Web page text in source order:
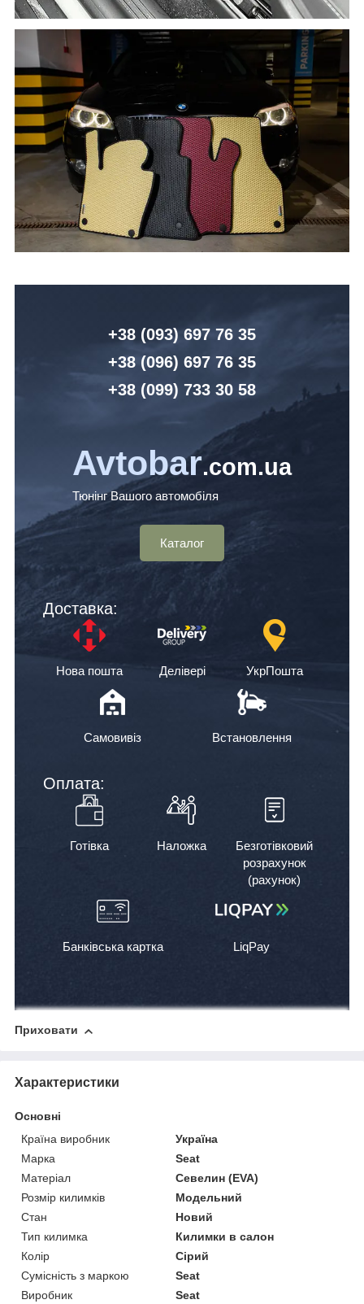
+38 (093) 697 76 35
+38 (096) 697 76 35
+38 (099) 733 30 58
Avtobar.com.ua
Тюнінг Вашого автомобіля
Каталог
Доставка:
Нова пошта Делівері УкрПошта
Самовивіз Встановлення
Оплата:
Готівка Наложка
Безготівковий
розрахунок
(рахунок)
Банківська картка LiqPay
Приховати
Характеристики
Основні
Країна виробник
Україна
Марка
Seat
Матеріал
Севелин (EVA)
Розмір килимків
Модельний
Стан
Новий
Тип килимка
Килимки в салон
Колір
Сірий
Сумісність з маркою
Seat
Виробник
Seat